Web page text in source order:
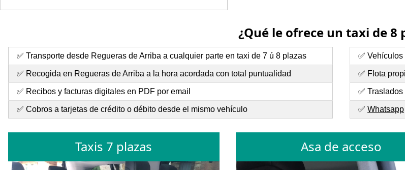
¿Qué le ofrece un taxi de 8
✅ Transporte desde Regueras de Arriba a cualquier parte en taxi de 7 ú 8 plazas
✅ Recogida en Regueras de Arriba a la hora acordada con total puntualidad
✅ Recibos y facturas digitales en PDF por email
✅ Cobros a tarjetas de crédito o débito desde el mismo vehículo
✅
✅ Flota
✅
✅ Whatsapp
Taxis 7 plazas Asa de acceso